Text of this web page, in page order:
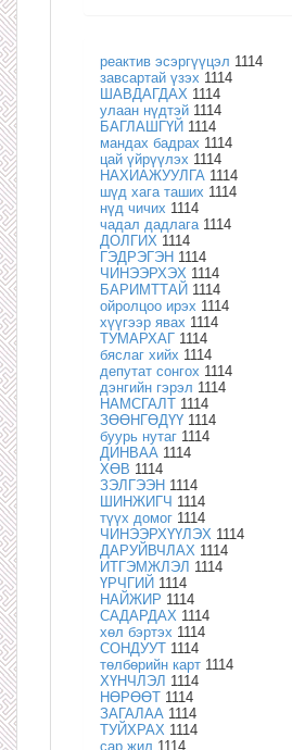
реактив эсэргүүцэл 1114
завсартай үзэх 1114
ШАВДАГДАХ 1114
улаан нүдтэй 1114
БАГЛАШГҮЙ 1114
мандах бадрах 1114
цай үйрүүлэх 1114
НАХИАЖУУЛГА 1114
шүд хага таших 1114
нүд чичих 1114
чадал дадлага 1114
ДОЛГИХ 1114
ГЭДРЭГЭН 1114
ЧИНЭЭРХЭХ 1114
БАРИМТТАЙ 1114
ойролцоо ирэх 1114
хүүгээр явах 1114
ТУМАРХАГ 1114
бяслаг хийх 1114
депутат сонгох 1114
дэнгийн гэрэл 1114
НАМСГАЛТ 1114
ЗӨӨНГӨДҮҮ 1114
буурь нутаг 1114
ДИНВАА 1114
ХӨВ 1114
ЗЭЛГЭЭН 1114
ШИНЖИГЧ 1114
түүх домог 1114
ЧИНЭЭРХҮҮЛЭХ 1114
ДАРУЙВЧЛАХ 1114
ИТГЭМЖЛЭЛ 1114
ҮРЧГИЙ 1114
НАЙЖИР 1114
САДАРДАХ 1114
хөл бэртэх 1114
СОНДУУТ 1114
төлбөрийн карт 1114
ХҮНЧЛЭЛ 1114
НӨРӨӨТ 1114
ЗАГАЛАА 1114
ТУЙХРАХ 1114
сар жил 1114